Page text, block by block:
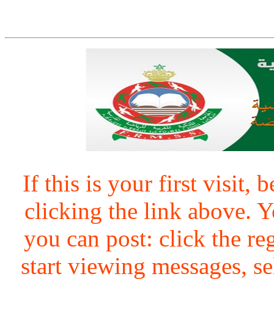
If this is your first visit,
clicking the link above.
you can post: click the
start viewing messages,